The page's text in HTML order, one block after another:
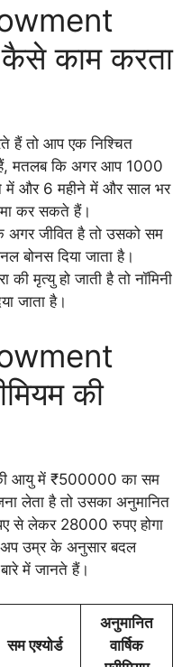
काम करता
हैं तो आप एक निश्चित
हैं, मतलब कि अगर आप 1000
में और 6 महीने में और साल भर
कर सकते हैं।
अगर जीवित है तो उसको सम
बोनस दिया जाता है।
की मृत्यु हो जाती है तो नॉमिनी
जाता है।
की
की आयु में ₹500000 का सम
लेता है तो उसका अनुमानित
से लेकर 28000 रुपए होगा
अप उम्र के अनुसार बदल
में जानते हैं।
सम एश्योर्ड
अनुमानित
वार्षिक